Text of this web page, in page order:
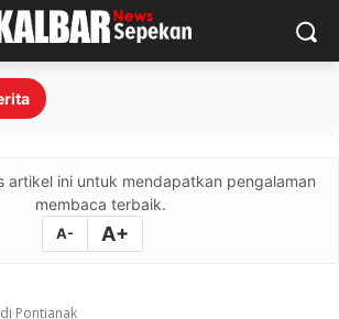
artikel ini untuk mendapatkan pengalaman
membaca terbaik.
A- A+
Pontianak